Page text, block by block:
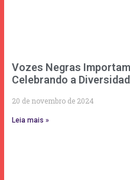
Vozes Negras
Celebrando a
20 de novembro de 2024
Leia mais »